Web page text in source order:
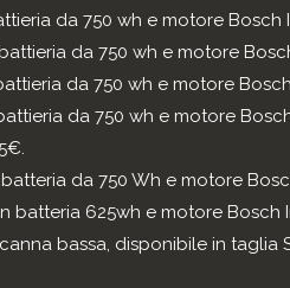
da 750 wh e motore Bosch
da 750 wh e motore
da 750 wh e motore
da 750 wh e motore
da 750 Wh e motore
batteria 625wh e motore Bosch
bassa, disponibile in taglia